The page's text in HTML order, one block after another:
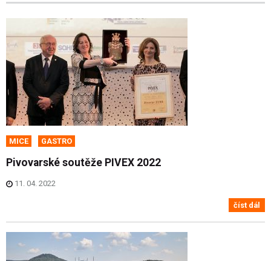
MICE GASTRO
Pivovarské soutěže PIVEX 2022
11. 04. 2022
číst dál